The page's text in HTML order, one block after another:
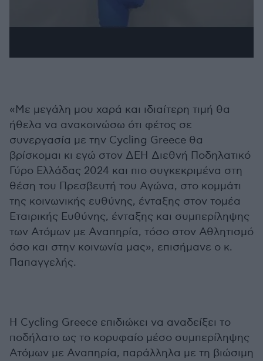
«Με μεγάλη μου χαρά και ιδιαίτερη τιμή θα
ήθελα να ανακοινώσω ότι φέτος σε
συνεργασία με την Cycling Greece θα
βρίσκομαι κι εγώ στον ΔΕΗ Διεθνή Ποδηλατικό
Γύρο Ελλάδας 2024 και πιο συγκεκριμένα στη
θέση του Πρεσβευτή του Αγώνα, στο κομμάτι
της κοινωνικής ευθύνης, ένταξης στον τομέα
Εταιρικής Ευθύνης, ένταξης και συμπερίληψης
των Ατόμων με Αναπηρία, τόσο στον Αθλητισμό
όσο και στην κοινωνία μας», επισήμανε ο κ.
Παπαγγελής.
Η Cycling Greece επιδιώκει να αναδείξει το
ποδήλατο ως το κορυφαίο μέσο συμπερίληψης
Ατόμων με Αναπηρία, παράλληλα με τη βιώσιμη